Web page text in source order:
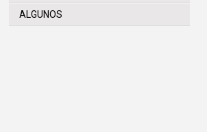
ALGUNOS